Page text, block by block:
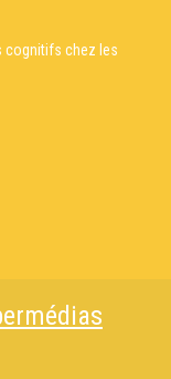
cognitifs chez les